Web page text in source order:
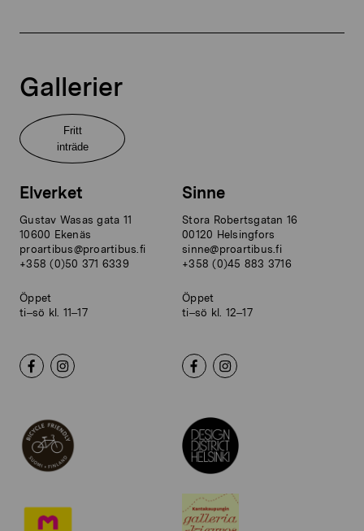
Gallerier
Fritt
inträde
Elverket
Gustav Wasas gata 11
10600 Ekenäs
proartibus@proartibus.fi
+358 (0)50 371 6339
Öppet
ti–sö kl. 11–17
Sinne
Stora Robertsgatan 16
00120 Helsingfors
sinne@proartibus.fi
+358 (0)45 883 3716
Öppet
ti–sö kl. 12–17